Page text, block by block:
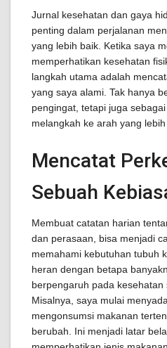
Jurnal kesehatan dan gaya
penting dalam perjalanan
yang lebih baik. Ketika saya
memperhatikan kesehatan
langkah utama adalah
yang saya alami. Tak hanya
pengingat, tetapi juga
melangkah ke arah yang lebih
Mencatat
Sebuah
Membuat catatan harian
dan perasaan, bisa menjadi
memahami kebutuhan tubuh
heran dengan betapa
berpengaruh pada kesehatan
Misalnya, saya mulai
mengonsumsi makanan
berubah. Ini menjadi latar